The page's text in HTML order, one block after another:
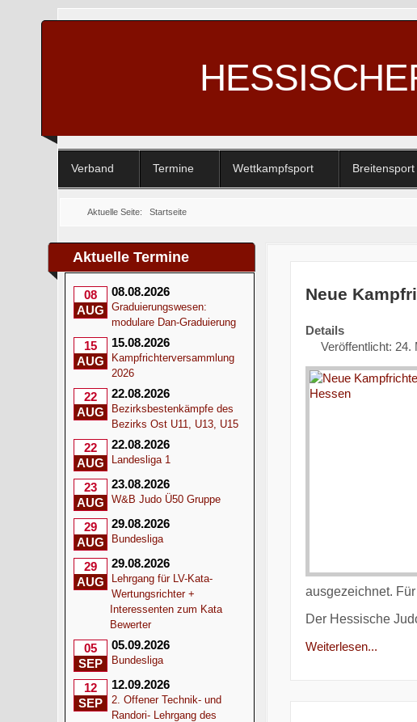
Verband Termine Wettkampfsport Breitensport
Aktuelle Seite:Startseite
Aktuelle Termine
08
AUG
08.08.2026
Graduierungswesen:
modulare Dan-Graduierung
15
AUG
15.08.2026
Kampfrichterversammlung
2026
22
AUG
22.08.2026
Bezirksbestenkämpfe des
Bezirks Ost U11, U13, U15
22
AUG
22.08.2026
Landesliga 1
23
AUG
23.08.2026
W&B Judo Ü50 Gruppe
29
AUG
29.08.2026
Bundesliga
29
AUG
29.08.2026
Lehrgang für LV-Kata-
Wertungsrichter +
Interessenten zum Kata
Bewerter
05
SEP
05.09.2026
Bundesliga
12
SEP
12.09.2026
2. Offener Technik- und
Randori- Lehrgang des
Neue
Details
Veröffentlicht: 24.
ausgezeichnet.
Der Hessische
Weiterlesen...